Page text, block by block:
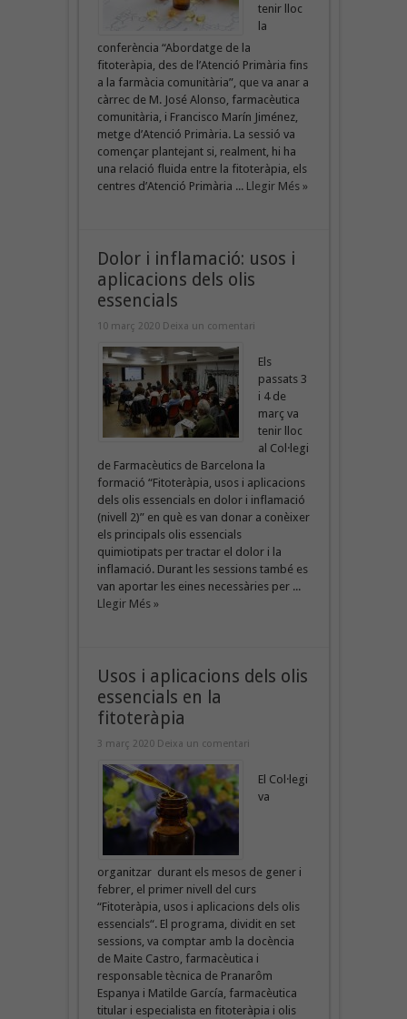
tenir lloc
la
conferència “Abordatge de la
fitoteràpia, des de l’Atenció Primària fins
a la farmàcia comunitària”, que va anar a
càrrec de M. José Alonso, farmacèutica
comunitària, i Francisco Marín Jiménez,
metge d’Atenció Primària. La sessió va
començar plantejant si, realment, hi ha
una relació fluida entre la fitoteràpia, els
centres d’Atenció Primària ... Llegir Més »
Dolor i inflamació: usos i
aplicacions dels olis
essencials
10 març 2020 Deixa un comentari
Els
passats 3
i 4 de
març va
tenir lloc
al Col·legi
de Farmacèutics de Barcelona la
formació “Fitoteràpia, usos i aplicacions
dels olis essencials en dolor i inflamació
(nivell 2)” en què es van donar a conèixer
els principals olis essencials
quimiotipats per tractar el dolor i la
inflamació. Durant les sessions també es
van aportar les eines necessàries per ...
Llegir Més »
Usos i aplicacions dels olis
essencials en la
fitoteràpia
3 març 2020 Deixa un comentari
El Col·legi
va
organitzar durant els mesos de gener i
febrer, el primer nivell del curs
“Fitoteràpia, usos i aplicacions dels olis
essencials“. El programa, dividit en set
sessions, va comptar amb la docència
de Maite Castro, farmacèutica i
responsable tècnica de Pranarôm
Espanya i Matilde García, farmacèutica
titular i especialista en fitoteràpia i olis